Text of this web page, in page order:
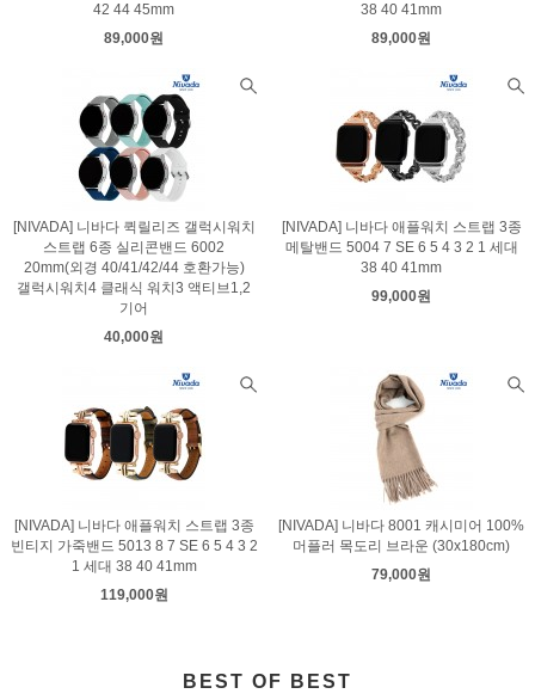
42 44 45mm
89,000원
38 40 41mm
89,000원
[NIVADA] 니바다 퀵릴리즈 갤럭시워치
스트랩 6종 실리콘밴드 6002
20mm(외경 40/41/42/44 호환가능)
갤럭시워치4 클래식 워치3 액티브1,2
기어
40,000원
[NIVADA] 니바다 애플워치 스트랩 3종
메탈밴드 5004 7 SE 6 5 4 3 2 1 세대
38 40 41mm
99,000원
[NIVADA] 니바다 애플워치 스트랩 3종
빈티지 가죽밴드 5013 8 7 SE 6 5 4 3 2
1 세대 38 40 41mm
119,000원
[NIVADA] 니바다 8001 캐시미어 100%
머플러 목도리 브라운 (30x180cm)
79,000원
BEST OF BEST